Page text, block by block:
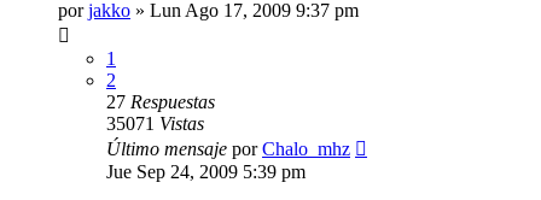
porjakko » Lun Ago 17, 2009 9:37 pm
1
2
27 Respuestas
35071 Vistas
Último mensaje porChalo_mhz
Jue Sep 24, 2009 5:39 pm